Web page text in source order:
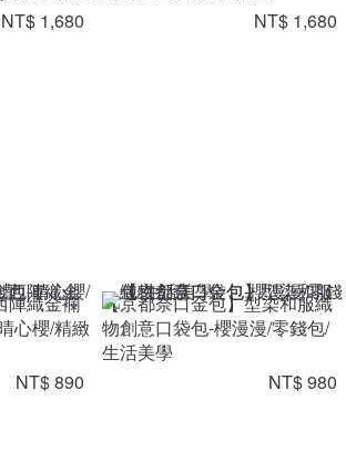
NT$ 1,680
NT$ 1,680
陣織金襴
心櫻/精緻
NT$ 890
【京都奈口金包】型染和服織
物創意口袋包-櫻漫漫/零錢包/
生活美學
NT$ 980